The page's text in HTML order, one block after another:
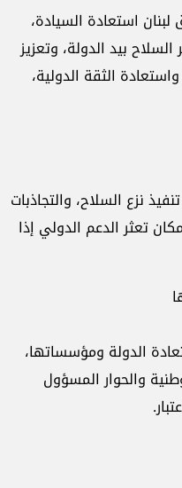
لبنان استعادة السيادة،
السلاحبيد الدولة، وتعزيز
واستعادة الثقة الدولية،
تنفيذنزع السلاح، والتجاذبات
تعثر الدعم الدولي إذا
الدولة ومؤسساتها،
والحوار المسؤول
.